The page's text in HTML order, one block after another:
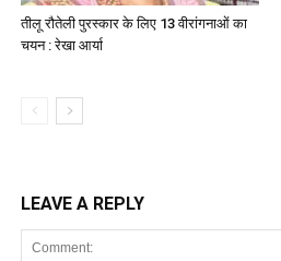
तीलू रौतेली पुरस्कार के लिए 13 वीरांगनाओं का
चयन : रेखा आर्या
LEAVE A REPLY